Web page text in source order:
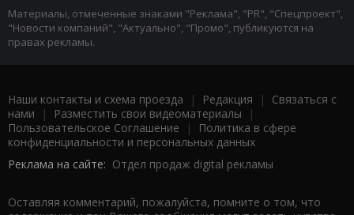
Материалы, отмеченные знаками "Реклама", "PR", "Спецпроект",
"Новости компаний", "Актуально", "Промо", публикуются на
правах рекламы.
Наши контакты и схема проезда | Редакция | Связаться с
нами | Разместить свои видеоматериалы |
Пользовательское Соглашение |
Политика в сфере
конфиденциальности и персональных данных
Реклама на сайте: Отдел продаж digital рекламы
Оставляя комментарий, пожалуйста, помните о том, что